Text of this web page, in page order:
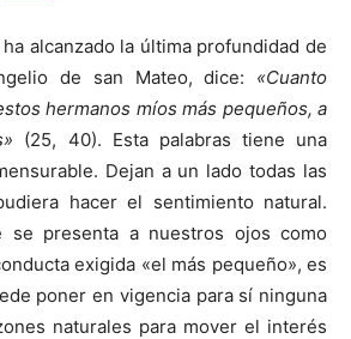
alcanzado la última profundidad de
de san Mateo, dice: «Cuanto
hermanos míos más pequeños, a
(25, 40). Esta palabras tiene una
Dejan a un lado todas las
hacer el sentimiento natural.
se presenta a nuestros ojos como
exigida «el más pequeño», es
poner en vigencia para sí ninguna
naturales para mover el interés